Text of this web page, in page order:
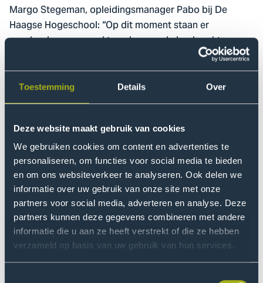
Toestemming Details Over
Deze website maakt gebruik van cookies
We gebruiken cookies om content en advertenties te
personaliseren, om functies voor social media te bieden
en om ons websiteverkeer te analyseren. Ook delen we
informatie over uw gebruik van onze site met onze
partners voor social media, adverteren en analyse. Deze
partners kunnen deze gegevens combineren met andere
informatie die u aan ze heeft verstrekt of die ze hebben
verzameld op basis van uw gebruik van hun services.
Margo Stegeman, opleidingsmanager Pabo bij De
Haagse Hogeschool: “Op dit moment staan er
noodgedwongen veel te onbevoegde leerkrachten
voor de klas. Ik ben er daarom zo trots op dat we
samen met het werkveld een verdieping ‘Jonge kind’
hebben ontwikkeld. Hopelijk is dit een stap in de
richting van het oplossen van deze situatie.”
Het lerarentekort is een groot maatschappelijk
probleem. Om bij te dragen aan meer expertise en op
termijn meer bevoegden voor de klas start de Pabo van
De Haagse Hogeschool met het aanbieden van
microcredentials ’Jonge kind’. Juist voor
onderwijsondersteuners met mbo4 niveau, die niet
direct de hele Pabo willen volgen, is dit een flexibele en
gerichte manier om in drie maanden extra kennis,
vaardigheden en verdieping te verkrijgen rond het
jonge kind.